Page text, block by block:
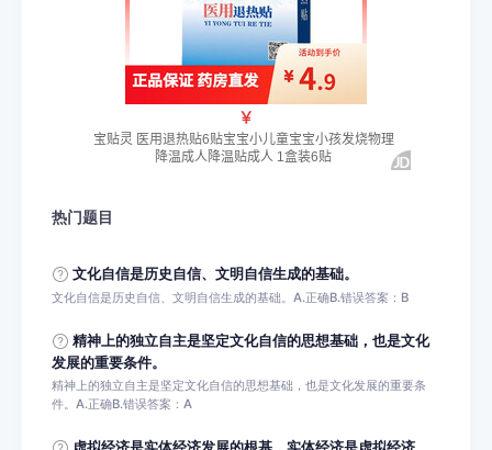
热门题目
文化自信是历史自信、文明自信生成的基础。
文化自信是历史自信、文明自信生成的基础。A.正确B.错误答案：B
精神上的独立自主是坚定文化自信的思想基础，也是文化
发展的重要条件。
精神上的独立自主是坚定文化自信的思想基础，也是文化发展的重要条
件。A.正确B.错误答案：A